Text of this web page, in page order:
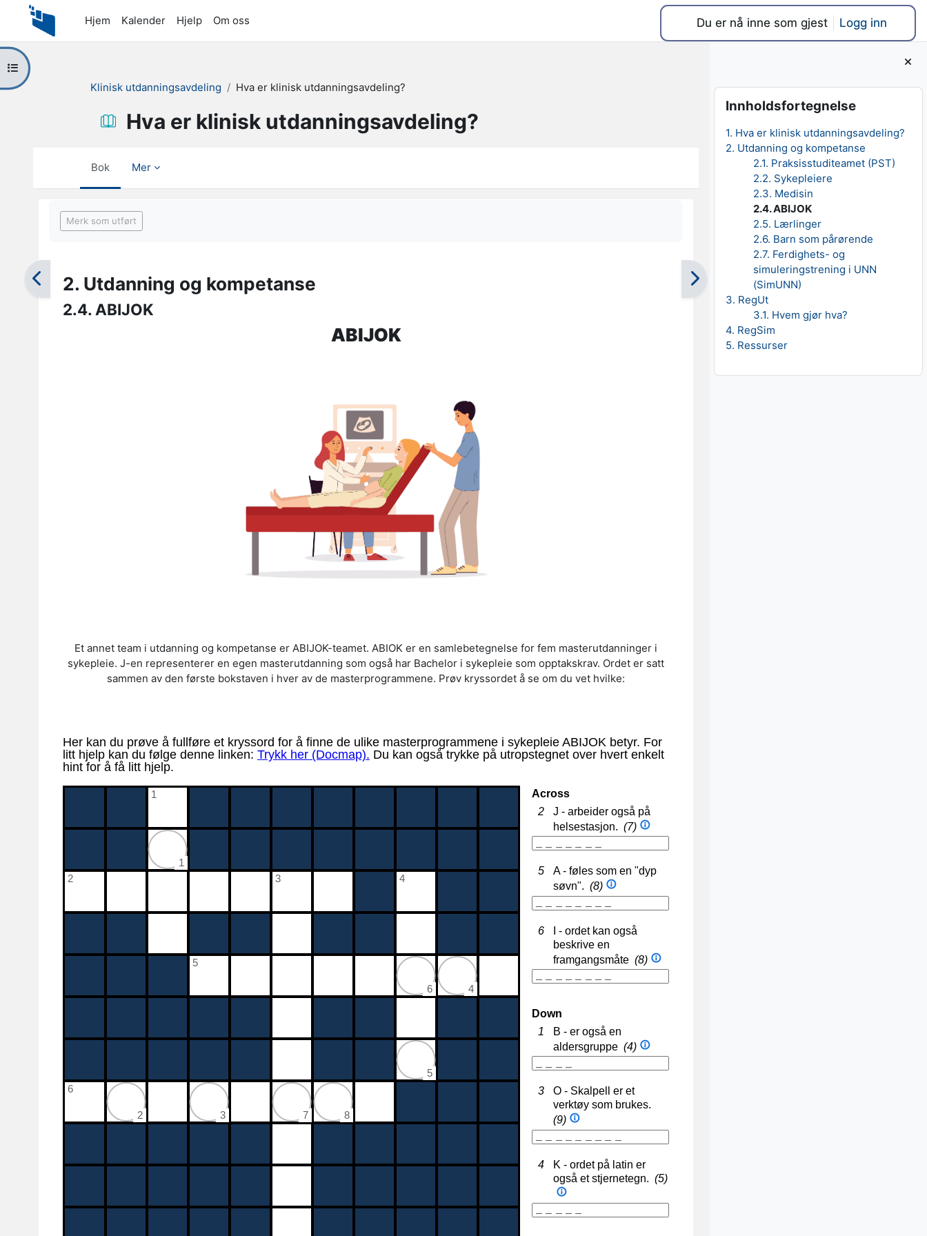
Gå til hovedinnhold
Hjem
Kalender Hjelp Om oss Du er nå inne som gjest Logg inn
Blokker
Hopp over Innholdsfortegnelse
Innholdsfortegnelse
1. Hva er klinisk utdanningsavdeling?
2. Utdanning og kompetanse
2.1. Praksisstuditeamet (PST)
2.2. Sykepleiere
2.3. Medisin
2.4. ABIJOK
2.5. Lærlinger
2.6. Barn som pårørende
2.7. Ferdighets- og
simuleringstrening i UNN
(SimUNN)
3. RegUt
3.1. Hvem gjør hva?
4. RegSim
5. Ressurser
Åpne kursindeks
Klinisk utdanningsavdeling
Hva er klinisk utdanningsavdeling?
Hva er klinisk utdanningsavdeling?
Bok Mer
Merk som utført
2. Utdanning og kompetanse
2.4. ABIJOK
ABIJOK
Et annet team i utdanning og kompetanse er ABIJOK-teamet. ABIOK er en samlebetegnelse for fem masterutdanninger i
sykepleie. J-en representerer en egen masterutdanning som også har Bachelor i sykepleie som opptakskrav. Ordet er satt
sammen av den første bokstaven i hver av de masterprogrammene. Prøv kryssordet å se om du vet hvilke: